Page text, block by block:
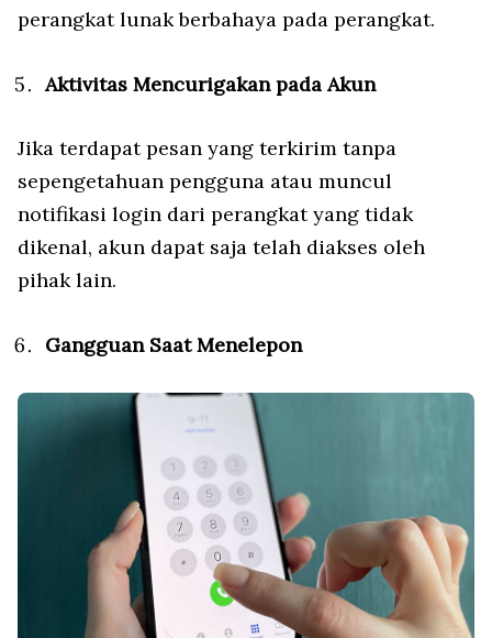
perangkat lunak berbahaya pada perangkat.
Aktivitas Mencurigakan pada Akun
Jika terdapat pesan yang terkirim tanpa
sepengetahuan pengguna atau muncul
notifikasi login dari perangkat yang tidak
dikenal, akun dapat saja telah diakses oleh
pihak lain.
Gangguan Saat Menelepon